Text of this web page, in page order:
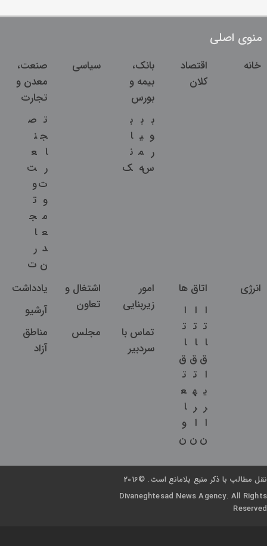
منوی اصلی
خانه
اقتصاد
کلان
بانک،
بیمه و
بورس
ب
و
ر
س
ب
ی
م
ه
ب
ا
ن
ک
سیاسی
صنعت،
معدن و
تجارت
ت
ج
ا
ر
ت
و
م
ع
د
ن
ص
ن
ع
ت
و
ت
ج
ا
ر
ت
انرژی
اتاق ها
ا
ت
ا
ق
ا
ی
ر
ا
ن
ا
ت
ا
ق
ت
ه
ر
ا
ن
ا
ت
ا
ق
ت
ع
ا
و
ن
امور
زیربنایی
اشتغال و
تعاون
یادداشت
آرشیو
تماس با
سردبیر
مجلس
مناطق
آزاد
نقل مطالب با ذکر منبع بلامانع است. ©2016
Divaneghtesad News Agency. All Rights
Reserved